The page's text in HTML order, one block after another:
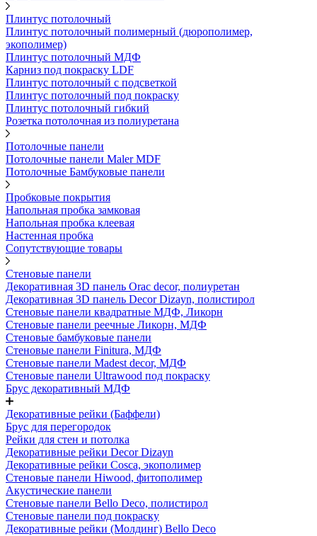
Плинтус потолочный
Плинтус потолочный полимерный (дюрополимер,
экополимер)
Плинтус потолочный МДФ
Карниз под покраску LDF
Плинтус потолочный с подсветкой
Плинтус потолочный под покраску
Плинтус потолочный гибкий
Розетка потолочная из полиуретана
Потолочные панели
Потолочные панели Maler MDF
Потолочные Бамбуковые панели
Пробковые покрытия
Напольная пробка замковая
Напольная пробка клеевая
Настенная пробка
Сопутствующие товары
Стеновые панели
Декоративная 3D панель Orac decor, полиуретан
Декоративная 3D панель Decor Dizayn, полистирол
Стеновые панели квадратные МДФ, Ликорн
Стеновые панели реечные Ликорн, МДФ
Стеновые бамбуковые панели
Стеновые панели Finitura, МДФ
Стеновые панели Madest decor, МДФ
Стеновые панели Ultrawood под покраску
Брус декоративный МДФ
Декоративные рейки (Баффели)
Брус для перегородок
Рейки для стен и потолка
Декоративные рейки Decor Dizayn
Декоративные рейки Cosca, экополимер
Стеновые панели Hiwood, фитополимер
Акустические панели
Стеновые панели Bello Deco, полистирол
Стеновые панели под покраску
Декоративные рейки (Молдинг) Bello Deco